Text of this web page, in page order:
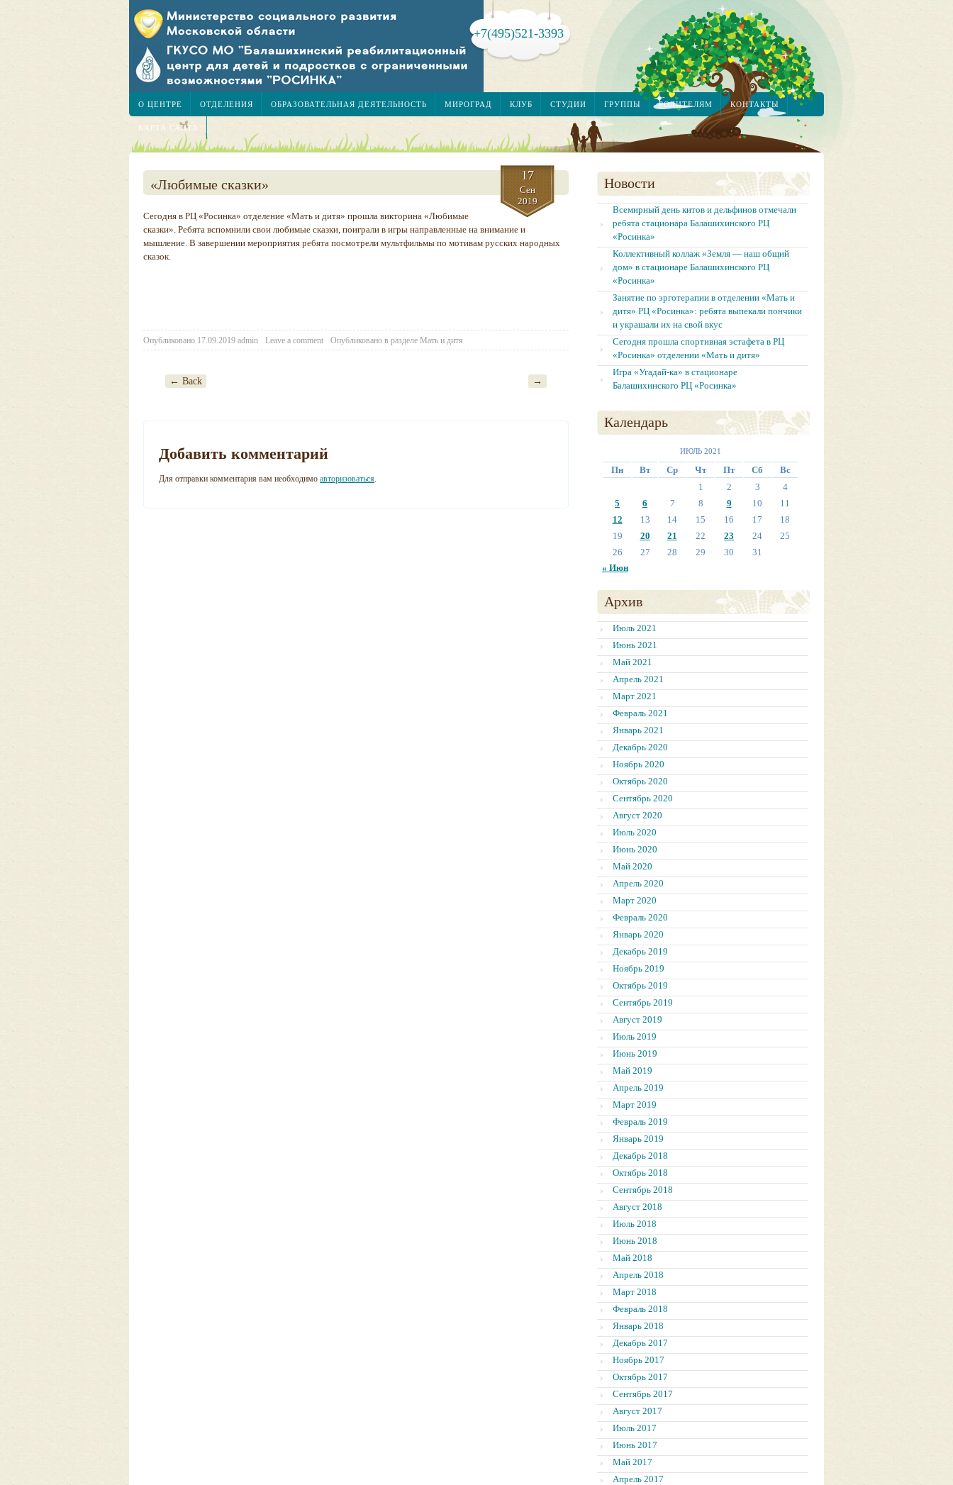
О ЦЕНТРЕ ОТДЕЛЕНИЯ ОБРАЗОВАТЕЛЬНАЯ ДЕЯТЕЛЬНОСТЬ МИРОГРАД КЛУБ СТУДИИ ГРУППЫ РОДИТЕЛЯМ КОНТАКТЫ
КАРТА САЙТА
+7(495)521-3393
«Любимые сказки»
17
Сен
2019
Сегодня в РЦ «Росинка» отделение «Мать и дитя» прошла викторина «Любимые
сказки». Ребята вспомнили свои любимые сказки, поиграли в игры направленные на внимание и
мышление. В завершении мероприятия ребята посмотрели мультфильмы по мотивам русских народных
сказок.
Опубликовано 17.09.2019 admin Leave a comment Опубликовано в разделе Мать и дитя
Post navigation
← Back →
Добавить комментарий
Для отправки комментария вам необходимоавторизоваться.
Новости
Всемирный день китов и дельфинов отмечали
ребята стационара Балашихинского РЦ
«Росинка»
Коллективный коллаж «Земля — наш общий
дом» в стационаре Балашихинского РЦ
«Росинка»
Занятие по эрготерапии в отделении «Мать и
дитя» РЦ «Росинка»: ребята выпекали пончики
и украшали их на свой вкус
Сегодня прошла спортивная эстафета в РЦ
«Росинка» отделении «Мать и дитя»
Игра «Угадай-ка» в стационаре
Балашихинского РЦ «Росинка»
Календарь
ИЮЛЬ 2021
Пн Вт Ср Чт Пт Сб
Вс
1
2 3
4
5
6 7 8 9 10
11
12
13 14 15 16 17
18
19
20 21 22 23 24
25
26
27 28 29 30
31
« Июн
Архив
Июль 2021
Июнь 2021
Май 2021
Апрель 2021
Март 2021
Февраль 2021
Январь 2021
Декабрь 2020
Ноябрь 2020
Октябрь 2020
Сентябрь 2020
Август 2020
Июль 2020
Июнь 2020
Май 2020
Апрель 2020
Март 2020
Февраль 2020
Январь 2020
Декабрь 2019
Ноябрь 2019
Октябрь 2019
Сентябрь 2019
Август 2019
Июль 2019
Июнь 2019
Май 2019
Апрель 2019
Март 2019
Февраль 2019
Январь 2019
Декабрь 2018
Октябрь 2018
Сентябрь 2018
Август 2018
Июль 2018
Июнь 2018
Май 2018
Апрель 2018
Март 2018
Февраль 2018
Январь 2018
Декабрь 2017
Ноябрь 2017
Октябрь 2017
Сентябрь 2017
Август 2017
Июль 2017
Июнь 2017
Май 2017
Апрель 2017